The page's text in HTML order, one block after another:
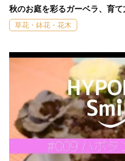
秋のお庭を彩るガーベラ、育て
草花・鉢花・花木